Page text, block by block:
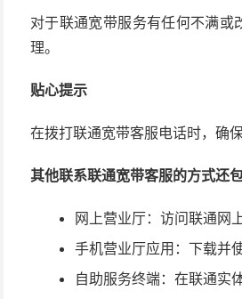
对于联通宽带服务有任何不满或
理。
贴心提示
在拨打联通宽带客服电话时，确
其他联系联通宽带客服的方式还包
网上营业厅：访问联通网
手机营业厅应用：下载并
自助服务终端：在联通实